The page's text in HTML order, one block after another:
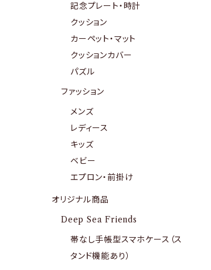
記念プレート・時計
クッション
カーペット・マット
クッションカバー
パズル
ファッション
メンズ
レディース
キッズ
ベビー
エプロン・前掛け
オリジナル商品
Deep Sea Friends
帯なし手帳型スマホケース（ス
タンド機能あり）